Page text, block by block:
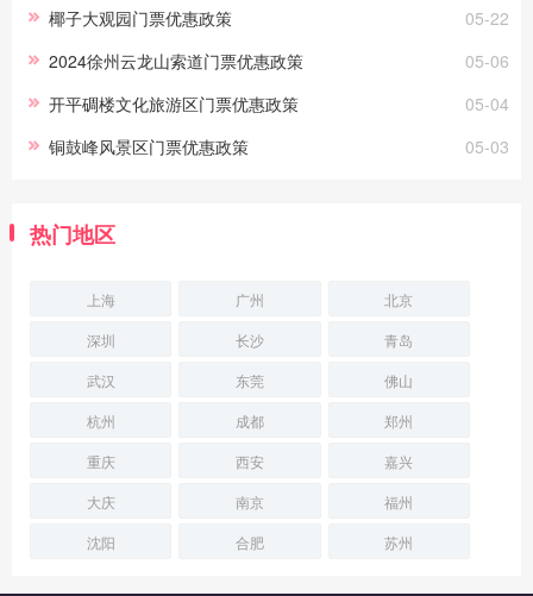
05-22
椰子大观园门票优惠政策
05-06
2024徐州云龙山索道门票优惠政策
05-04
开平碉楼文化旅游区门票优惠政策
05-03
铜鼓峰风景区门票优惠政策
热门地区
上海 广州
北京
深圳
长沙
青岛
武汉
东莞
佛山
杭州
成都
郑州
重庆
西安
嘉兴
大庆
南京
福州
沈阳
合肥 苏州